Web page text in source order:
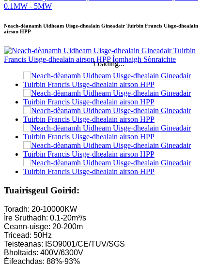
Neach-dèanamh Uidheam Uisge-dhealain Gineadair Tuirbin Francis Uisge-dhealain
airson HPP
Loading...
Tuairisgeul Goirid:
Toradh: 20-10000KW
Ìre Sruthadh: 0.1-20m³/s
Ceann-uisge: 20-200m
Tricead: 50Hz
Teisteanas: ISO9001/CE/TUV/SGS
Bholtaids: 400V/6300V
Èifeachdas: 88%-93%